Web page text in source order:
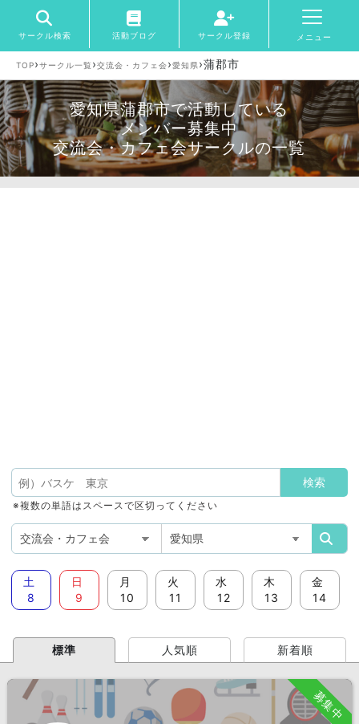
サークル検索 活動ブログ サークル登録 メニュー
TOP›サークル一覧 ›交流会・カフェ会›愛知県›蒲郡市
愛知県蒲郡市で活動している
メンバー募集中
交流会・カフェ会サークルの一覧
※複数の単語はスペースで区切ってください
土
8
日
9
月
10
火
11
水
12
木
13
金
14
標準 人気順 新着順
募集中